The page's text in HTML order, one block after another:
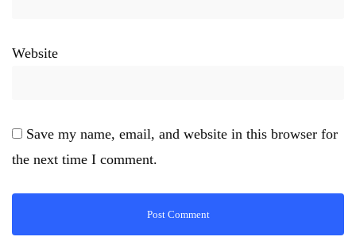
Website
Save my name, email, and website in this browser for
the next time I comment.